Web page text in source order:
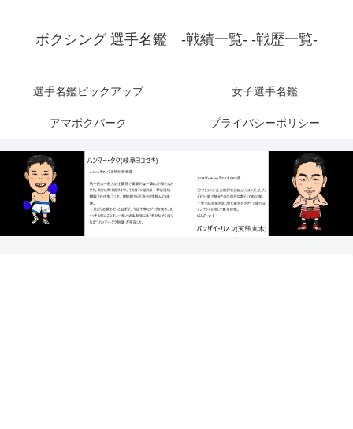
ボクシング 選手名鑑 -戦績一覧- -戦歴一覧-
選手名鑑ピックアップ 女子選手名鑑
アマボクパーク プライバシーポリシー